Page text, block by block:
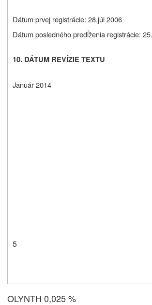
Dátum prvej registrácie: 28.júl 2006
Dátum posledného predĺženia registrácie:
10. DÁTUM REVÍZIE TEXTU
Január 2014
5
OLYNTH 0,025 %